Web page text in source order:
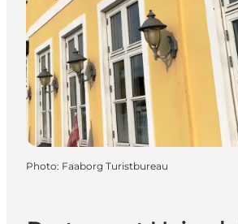
Quoi faire
Hébergements
Planifiez votre voyage
Photo: Faaborg Turistbureau